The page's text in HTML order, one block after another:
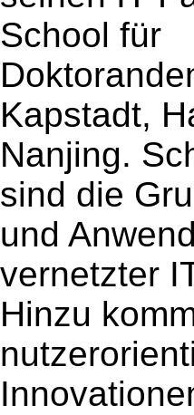
School für
Kapstadt,
Nanjing.
sind die
und
vernetzter
Hinzu